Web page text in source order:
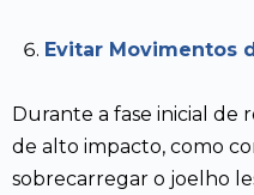
Evitar Movimentos
Durante a fase inicial de
de alto impacto, como
sobrecarregar o joelho